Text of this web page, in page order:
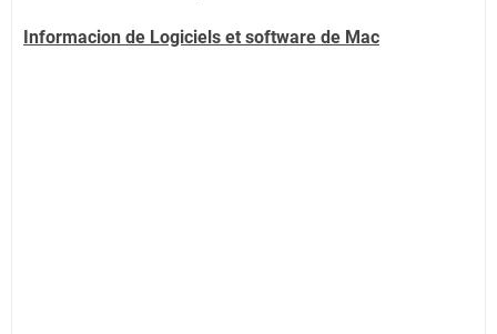
Informacion de Logiciels et software de Mac